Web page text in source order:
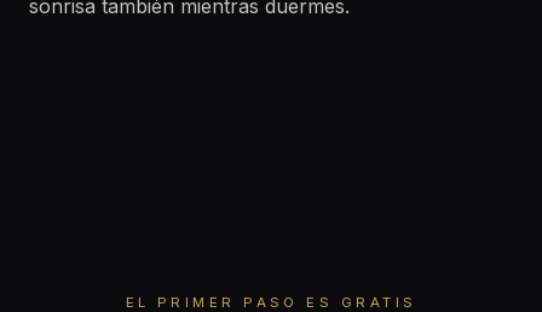
sonrisa también mientras duermes.
EL PRIMER PASO ES GRATIS